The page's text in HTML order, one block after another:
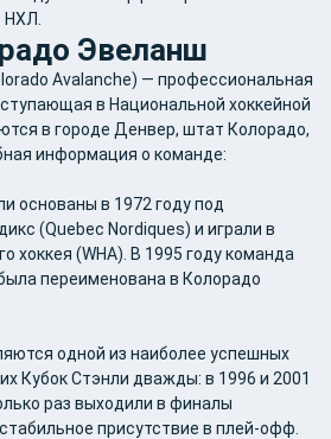
Эвеланш
Avalanche) — профессиональная
в Национальной хоккейной
в городе Денвер, штат Колорадо,
информация о команде:
основаны в 1972 году под
(Quebec Nordiques) и играли в
хоккея (WHA). В 1995 году команда
переименована в Колорадо
одной из наиболее успешных
Кубок Стэнли дважды: в 1996 и 2001
раз выходили в финалы
присутствие в плей-офф.